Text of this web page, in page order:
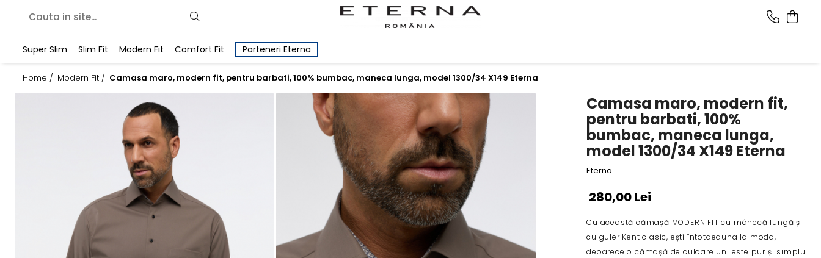
Super Slim Slim Fit Modern Fit Comfort Fit Parteneri Eterna
Home / Modern Fit / Camasa maro, modern fit, pentru barbati, 100% bumbac, maneca lunga, model 1300/34 X149 Eterna
Camasa maro, modern fit,
pentru barbati, 100%
bumbac, maneca lunga,
model 1300/34 X149 Eterna
Eterna
280,00 Lei
Cu această cămașă MODERN FIT cu mânecă lungă și
cu guler Kent clasic, ești întotdeauna la moda,
deoarece o cămașă de culoare uni este pur și simplu